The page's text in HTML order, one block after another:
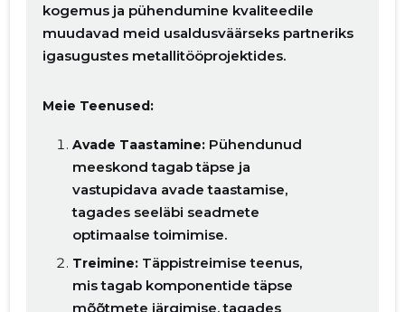
kogemus ja pühendumine kvaliteedile
muudavad meid usaldusväärseks partneriks
igasugustes metallitööprojektides.
Meie Teenused:
Avade Taastamine: Pühendunud
meeskond tagab täpse ja
vastupidava avade taastamise,
tagades seeläbi seadmete
optimaalse toimimise.
Treimine: Täppistreimise teenus,
mis tagab komponentide täpse
mõõtmete järgimise, tagades
Muuda pildi
kirjeldust